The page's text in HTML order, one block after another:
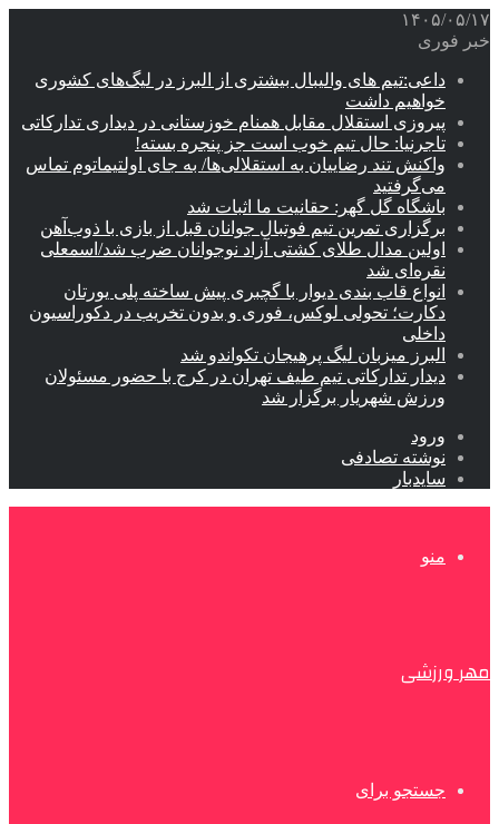
۱۴۰۵/۰۵/۱۷
خبر فوری
داعی:تیم های والیبال بیشتری از البرز در لیگ‌های کشوری
خواهیم داشت
پیروزی استقلال مقابل همنام خوزستانی در دیداری تدارکاتی
تاجرنیا: حال تیم خوب است جز پنجره بسته!
واکنش تند رضاییان به استقلالی‌ها/ به جای اولتیماتوم تماس
می‌گرفتید
باشگاه گل گهر: حقانیت ما اثبات شد
برگزاری تمرین تیم فوتبال جوانان قبل از بازی با ذوب‌آهن
اولین مدال طلای کشتی آزاد نوجوانان ضرب شد/اسمعلی
نقره‌ای شد
انواع قاب بندی دیوار با گچبری پیش ساخته پلی یورتان
دکارت؛ تحولی لوکس، فوری و بدون تخریب در دکوراسیون
داخلی
البرز میزبان لیگ پرهیجان تکواندو شد
دیدار تدارکاتی تیم طیف تهران در کرج با حضور مسئولان
ورزش شهریار برگزار شد
ورود
نوشته تصادفی
سایدبار
منو
مهر ورزشی
جستجو برای